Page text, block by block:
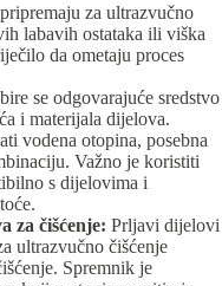
za ultrazvučno
labavih ostataka ili viška
da ometaju proces
se odgovarajuće sredstvo
i materijala dijelova.
vodena otopina, posebna
Važno je koristiti
s dijelovima i
za čišćenje: Prljavi dijelovi
ultrazvučno čišćenje
Spremnik je